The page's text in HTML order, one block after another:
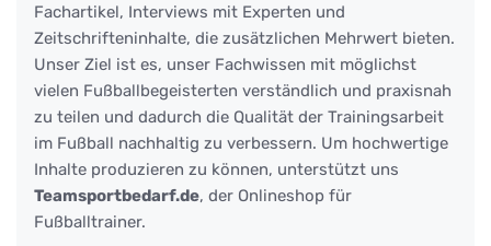
Fachartikel, Interviews mit Experten und
Zeitschrifteninhalte, die zusätzlichen Mehrwert bieten.
Unser Ziel ist es, unser Fachwissen mit möglichst
vielen Fußballbegeisterten verständlich und praxisnah
zu teilen und dadurch die Qualität der Trainingsarbeit
im Fußball nachhaltig zu verbessern. Um hochwertige
Inhalte produzieren zu können, unterstützt uns
Teamsportbedarf.de, der Onlineshop für
Fußballtrainer.